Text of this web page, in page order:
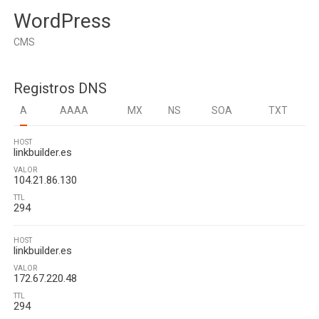
WordPress
CMS
Registros DNS
A AAAA MX NS SOA TXT
HOST
linkbuilder.es
VALOR
104.21.86.130
TTL
294
HOST
linkbuilder.es
VALOR
172.67.220.48
TTL
294